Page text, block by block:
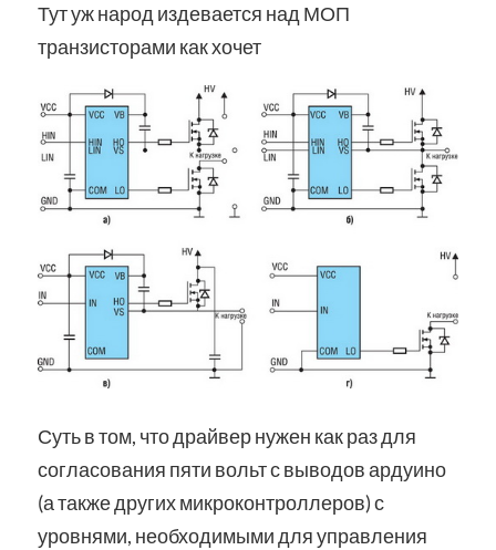
Тут уж народ издевается над МОП
транзисторами как хочет
Суть в том, что драйвер нужен как раз для
согласования пяти вольт с выводов ардуино
(а также других микроконтроллеров) с
уровнями, необходимыми для управления